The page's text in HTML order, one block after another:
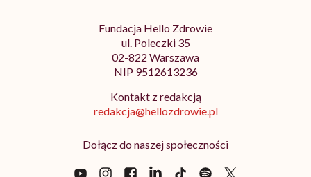
Fundacja Hello Zdrowie
ul. Poleczki 35
02-822 Warszawa
NIP 9512613236
Kontakt z redakcją
redakcja@hellozdrowie.pl
Dołącz do naszej społeczności